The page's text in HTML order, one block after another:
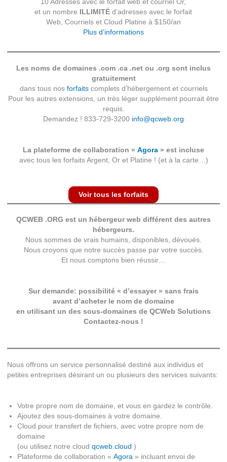
10 Adresses avec le forfait web et courriel Or,
et un nombre ILLIMITÉ d’adresses avec le forfait
Web, Courriels et Cloud Platine à $150/an
Plus d’informations
Les noms de domaines .com .ca .net ou .org sont inclus
gratuitement
dans tous nos forfaits complets d’hébergement et courriels
Pour les autres extensions, un très léger supplément pourrait être
requis.
Demandez ! 833-729-3200 info@qcweb.org
La plateforme de collaboration « Agora » est incluse
avec tous les forfaits Argent, Or et Platine ! (et à la carte…)
Voir tous les forfaits
QCWEB .ORG est un hébergeur web différent des autres
hébergeurs.
Nous sommes de vrais humains, disponibles, dévoués.
Nous croyons que notre succès passe par votre succès.
Et nous comptons bien réussir…
Sur demande: possibilité « d’essayer » sans frais
avant d’acheter le nom de domaine
en utilisant un des sous-domaines de QCWeb Solutions
Contactez-nous !
Nous offrons un service personnalisé destiné aux individus et
petites entreprises désirant un ou plusieurs des services suivants:
Votre propre nom de domaine, et vous en gardez le contrôle.
Ajoutez des sous-domaines à votre domaine.
Cloud pour transfert de fichiers, avec votre propre nom de
domaine
(ou utilisez notre cloud qcweb.cloud )
Plateforme de collaboration « Agora » incluant envoi de